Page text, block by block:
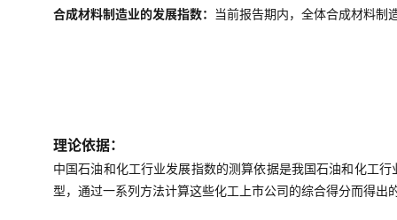
合成材料制造业的发展指数： 当前报告期内，全体合成材料制
理论依据：
中国石油和化工行业发展指数的测算依据是我国石油和化工
型，通过一系列方法计算这些化工上市公司的综合得分而得